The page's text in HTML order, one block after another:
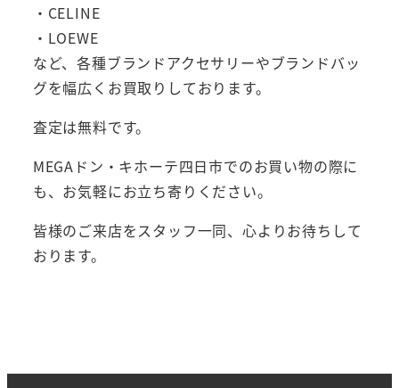
・CELINE
・LOEWE
など、各種ブランドアクセサリーやブランドバッ
グを幅広くお買取りしております。
査定は無料です。
MEGAドン・キホーテ四日市でのお買い物の際に
も、お気軽にお立ち寄りください。
皆様のご来店をスタッフ一同、心よりお待ちして
おります。